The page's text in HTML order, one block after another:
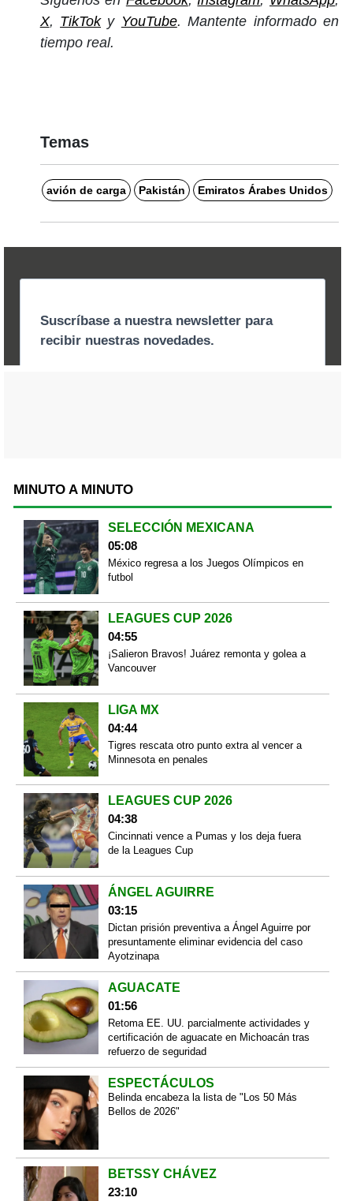
X, TikToky YouTube. Mantente informado en
tiempo real.
Temas
avión de carga Pakistán Emiratos Árabes Unidos
MINUTO A MINUTO
SELECCIÓN MEXICANA
05:08
México regresa a los Juegos Olímpicos en
futbol
LEAGUES CUP 2026
04:55
¡Salieron Bravos! Juárez remonta y golea a
Vancouver
LIGA MX
04:44
Tigres rescata otro punto extra al vencer a
Minnesota en penales
LEAGUES CUP 2026
04:38
Cincinnati vence a Pumas y los deja fuera
de la Leagues Cup
ÁNGEL AGUIRRE
03:15
Dictan prisión preventiva a Ángel Aguirre por
presuntamente eliminar evidencia del caso
Ayotzinapa
AGUACATE
01:56
Retoma EE. UU. parcialmente actividades y
certificación de aguacate en Michoacán tras
refuerzo de seguridad
ESPECTÁCULOS
Belinda encabeza la lista de "Los 50 Más
Bellos de 2026"
BETSSY CHÁVEZ
23:10